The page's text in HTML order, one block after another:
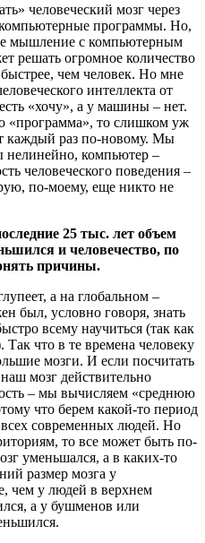
человеческий мозг через
программы. Но,
мышление с компьютерным
решать огромное количество
чем человек. Но мне
интеллекта от
«хочу», а у машины – нет.
«программа», то слишком уж
каждый раз по-новому. Мы
нелинейно, компьютер –
человеческого поведения –
по-моему, еще никто не
25 тыс. лет объем
и человечество, по
причины.
а на глобальном –
был, условно говоря, знать
всему научиться (так как
что в те времена человеку
мозги. И если посчитать
мозг действительно
– мы вычисляем «среднюю
что берем какой-то период
всех современных людей. Но
то все может быть по-
уменьшался, а в каких-то
размер мозга у
чем у людей в верхнем
а у бушменов или